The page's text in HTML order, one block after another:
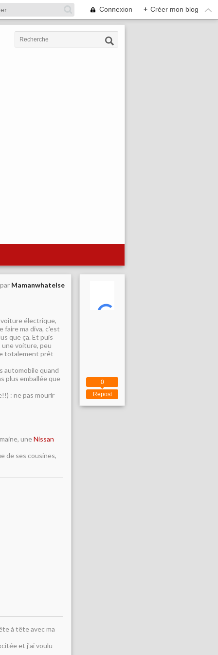
Connexion + Créer mon blog
Mamanwhatelse
électrique,
faire ma diva, c'est
que ça. Et puis
voiture, peu
totalement prêt
automobile quand
plus emballée que
: ne pas mourir
uneNissan
de ses cousines,
à tête avec ma
et j'ai voulu
Repost
0